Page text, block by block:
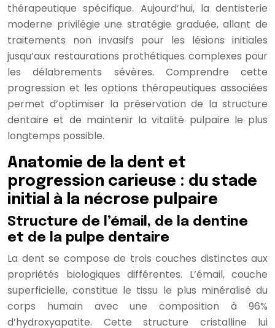
thérapeutique spécifique. Aujourd’hui, la dentisterie
moderne privilégie une stratégie graduée, allant de
traitements non invasifs pour les lésions initiales
jusqu’aux restaurations prothétiques complexes pour
les délabrements sévères. Comprendre cette
progression et les options thérapeutiques associées
permet d’optimiser la préservation de la structure
dentaire et de maintenir la vitalité pulpaire le plus
longtemps possible.
Anatomie de la dent et
progression carieuse : du stade
initial à la nécrose pulpaire
Structure de l’émail, de la dentine
et de la pulpe dentaire
La dent se compose de trois couches distinctes aux
propriétés biologiques différentes. L’émail, couche
superficielle, constitue le tissu le plus minéralisé du
corps humain avec une composition à 96%
d’hydroxyapatite. Cette structure cristalline lui